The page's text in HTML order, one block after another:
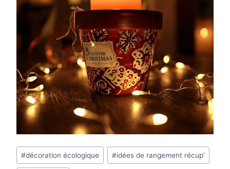
Étiquettes
de
#décoration écologique #idées de rangement récup’